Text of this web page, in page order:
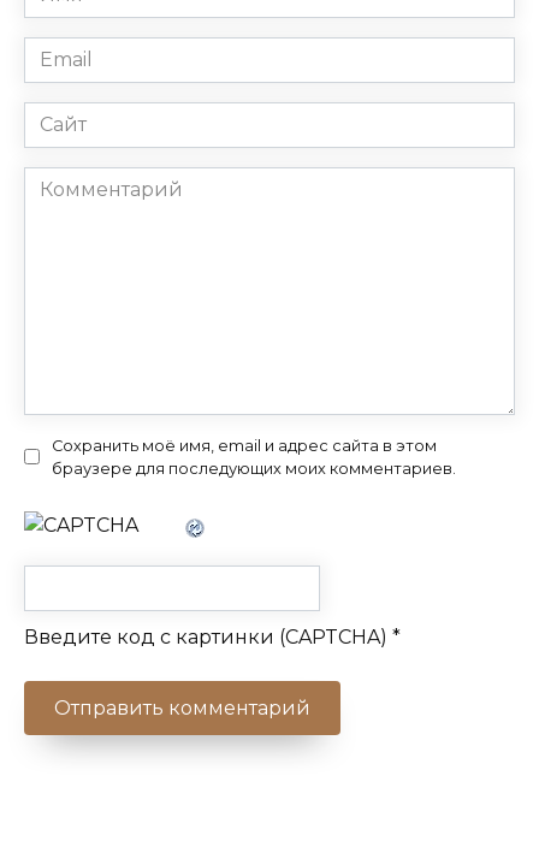
*
Email
*
Сайт
Комментарий
Сохранить моё имя, email и адрес сайта в этом
браузере для последующих моих комментариев.
Введите код с картинки (CAPTCHA) *